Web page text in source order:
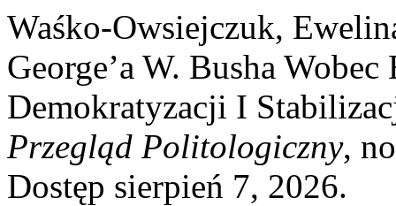
Waśko-Owsiejczuk,
George’a W. Busha
Demokratyzacji I
Przegląd Politologiczny,
Dostęp sierpień 7, 2026.